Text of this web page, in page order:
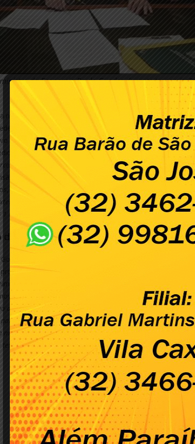
da Economia Paulo Guedes durante
junho.| Foto: Reprodução
na noite de ontem (quinta-feira / 25) ao lado do
fez um balanço das ações realizadas pela área para o
coronavírus, com destaque para o auxílio emergencial.
mas sem o anúncio definitivo de valores. Bolsonaro
de R$ 500, R$ 400 e R$ 300”
, mas fez questão de
é a mesma divulgada pelo ministro da Secretaria de
nas redes sociais (e depois apagada), mais cedo nesta
do auxílio emergencial, os recursos aportados pelo
trilhão.”
auxílio emergencial de R$ 600 por
Federal, o presidente da Câmara, deputado Rodrigo
do auxílio emergencial de R$ 600 e a
permanente. Segundo o parlamentar, a Câmara dos
do benefício concedido em virtude da crise
defendendo duas parcelas de R$ 600 e uma discussão
uma renda mínima permanente. Acho que é renovar por
permanente, para que a gente não tenha daqui 60
hoje, de necessidade do auxílio”, reiterou. As